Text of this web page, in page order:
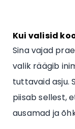
Kui valisid
Sina vajad
valik räägib
tuttavaid asju.
piisab sellest,
ausamad ja